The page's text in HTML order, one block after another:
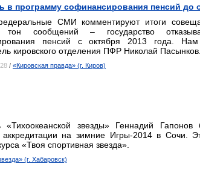
в программу софинансирования пенсий до
СМИ комментируют итоги
тон сообщений – государство
пенсий с октября 2013 года.
кировского отделения ПФР Николай Пасынков.
/ «Кировская правда» (г. Киров)
«Тихоокеанской звезды» Геннадий
аккредитации на зимние Игры-2014 в Сочи.
«Твоя спортивная звезда».
(г. Хабаровск)